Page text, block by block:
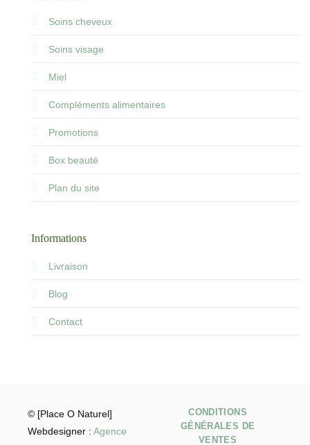
Soins cheveux
Soins visage
Miel
Compléments alimentaires
Promotions
Box beauté
Plan du site
Informations
Livraison
Blog
Contact
© [Place O Naturel]
Webdesigner : Agence
CONDITIONS
GÉNÉRALES DE
VENTES